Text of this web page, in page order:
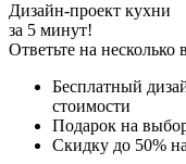
Дизайн-проект кухни
за 5 минут!
Ответьте на несколько
Бесплатный
стоимости
Подарок на
Скидку до 50%